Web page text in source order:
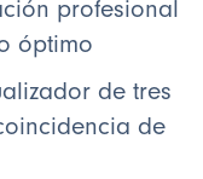
profesional
óptimo
de tres
de